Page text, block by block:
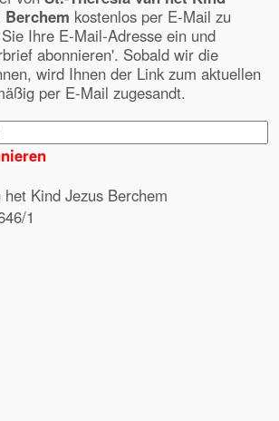
Berchem kostenlos per E-Mail zu
Ihre E-Mail-Adresse ein und
abonnieren'. Sobald wir die
wird Ihnen der Link zum aktuellen
per E-Mail zugesandt.
Kind Jezus Berchem
1